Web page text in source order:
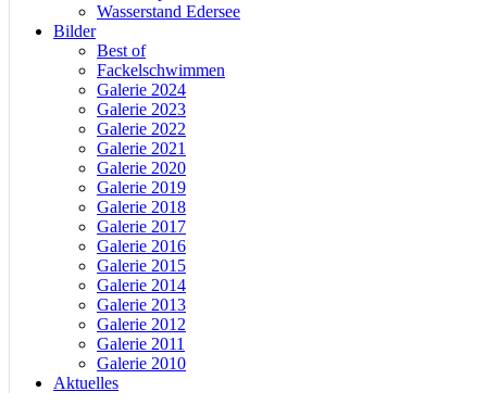
Wasserstand Edersee
Bilder
Best of
Fackelschwimmen
Galerie 2024
Galerie 2023
Galerie 2022
Galerie 2021
Galerie 2020
Galerie 2019
Galerie 2018
Galerie 2017
Galerie 2016
Galerie 2015
Galerie 2014
Galerie 2013
Galerie 2012
Galerie 2011
Galerie 2010
Aktuelles